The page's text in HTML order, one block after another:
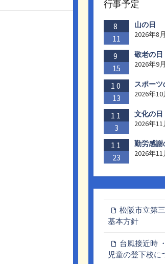
行事予定
8
11
山の日
2026年8
9
15
敬老の日
2026年9
10
13
スポーツ
2026年10
11
3
文化の日
2026年11
11
23
勤労感謝
2026年11
松阪市立第
基本方針
台風接近時
児童の登下校に